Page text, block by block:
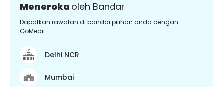
Meneroka oleh Bandar
Dapatkan rawatan di bandar pilihan anda dengan
GoMedii
Delhi NCR
Mumbai